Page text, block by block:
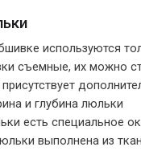
используются
съемные, их можно
и глубина люльки
есть специальное
выполнена из